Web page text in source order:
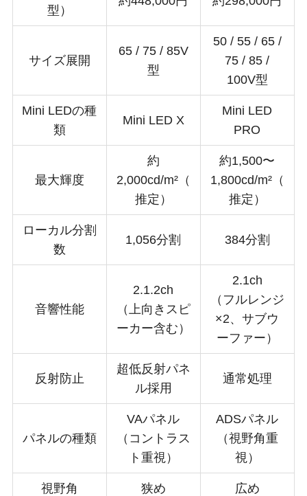
型）
サイズ展開
65 / 75 / 85V
型
50 / 55 / 65 /
75 / 85 /
100V型
Mini LEDの種
類
Mini LED X
Mini LED
PRO
最大輝度
約
2,000cd/m²（
推定）
約1,500〜
1,800cd/m²（
推定）
ローカル分割
数
1,056分割 384分割
音響性能
2.1.2ch
（上向きスピ
ーカー含む）
2.1ch
（フルレンジ
×2、サブウ
ーファー）
反射防止
超低反射パネ
ル採用
通常処理
パネルの種類
VAパネル
（コントラス
ト重視）
ADSパネル
（視野角重
視）
視野角 狭め 広め